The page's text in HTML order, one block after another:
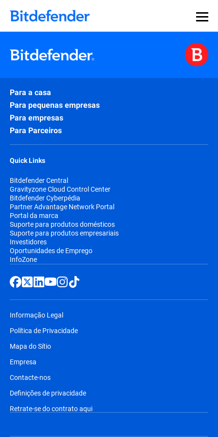
Para a casa
Para pequenas empresas
Para empresas
Para Parceiros
Quick Links
Bitdefender Central
Gravityzone Cloud Control Center
Bitdefender Cyberpédia
Partner Advantage Network Portal
Portal da marca
Suporte para produtos domésticos
Suporte para produtos empresariais
Investidores
Oportunidades de Emprego
InfoZone
Informação Legal
Política de Privacidade
Mapa do Sítio
Empresa
Contacte-nos
Definições de privacidade
Retrate-se do contrato aqui